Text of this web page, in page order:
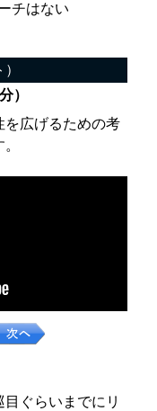
チはない
）
を広げるための考
ぐらいまでにリ